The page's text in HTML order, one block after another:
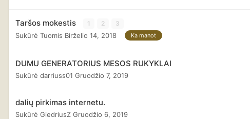
Taršos mokestis 1 2 3
Sukūrė Tuomis Birželio 14, 2018 Ka manot
DUMU GENERATORIUS MESOS RUKYKLAI
Sukūrė darriuss01 Gruodžio 7, 2019
dalių pirkimas internetu.
Sukūrė GiedriusZ Gruodžio 6, 2019